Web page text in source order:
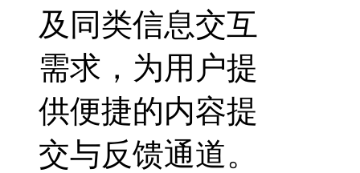
及同类信息交互
需求，为用户提
供便捷的内容提
交与反馈通道。